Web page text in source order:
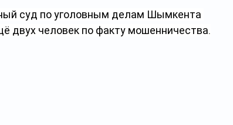
суд по уголовным делам Шымкента
двух человек по факту мошенничества.